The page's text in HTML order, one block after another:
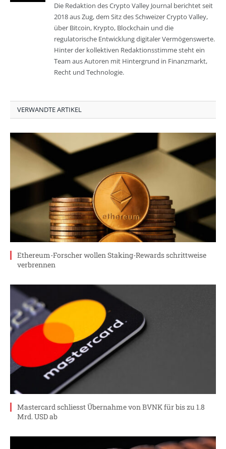
Die Redaktion des Crypto Valley Journal berichtet seit
2018 aus Zug, dem Sitz des Schweizer Crypto Valley,
über Bitcoin, Krypto, Blockchain und die
regulatorische Entwicklung digitaler Vermögenswerte.
Hinter der kollektiven Redaktionsstimme steht ein
Team aus Autoren mit Hintergrund in Finanzmarkt,
Recht und Technologie.
VERWANDTE ARTIKEL
Ethereum-Forscher wollen Staking-Rewards schrittweise
verbrennen
Mastercard schliesst Übernahme von BVNK für bis zu 1.8
Mrd. USD ab